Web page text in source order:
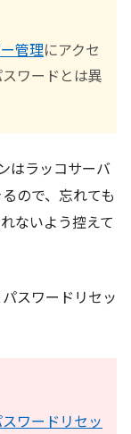
管理にアクセ
ワードとは異
はラッコサーバ
ので、忘れても
ないよう控えて
スワードリセッ
スワードリセッ